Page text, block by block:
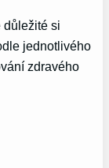
důležité si
jednotlivého
zdravého